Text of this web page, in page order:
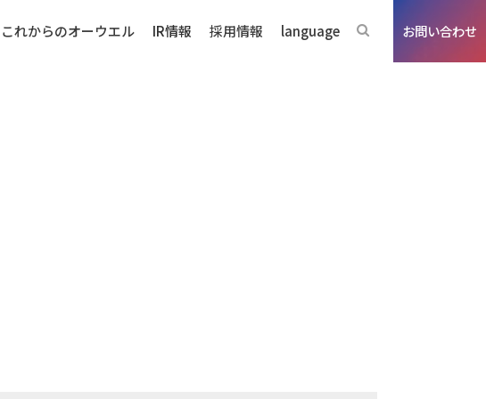
これからのオーウエル IR情報 採用情報 language お問い合わせ